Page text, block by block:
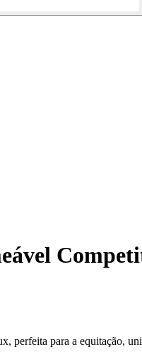
perfeita para a equitação,